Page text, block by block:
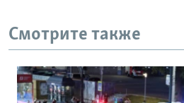
Смотрите также